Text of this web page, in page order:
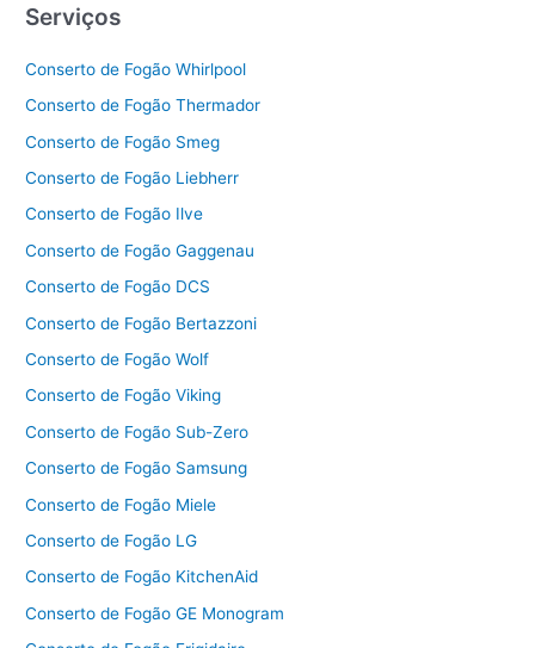
Serviços
Conserto de Fogão Whirlpool
Conserto de Fogão Thermador
Conserto de Fogão Smeg
Conserto de Fogão Liebherr
Conserto de Fogão Ilve
Conserto de Fogão Gaggenau
Conserto de Fogão DCS
Conserto de Fogão Bertazzoni
Conserto de Fogão Wolf
Conserto de Fogão Viking
Conserto de Fogão Sub-Zero
Conserto de Fogão Samsung
Conserto de Fogão Miele
Conserto de Fogão LG
Conserto de Fogão KitchenAid
Conserto de Fogão GE Monogram